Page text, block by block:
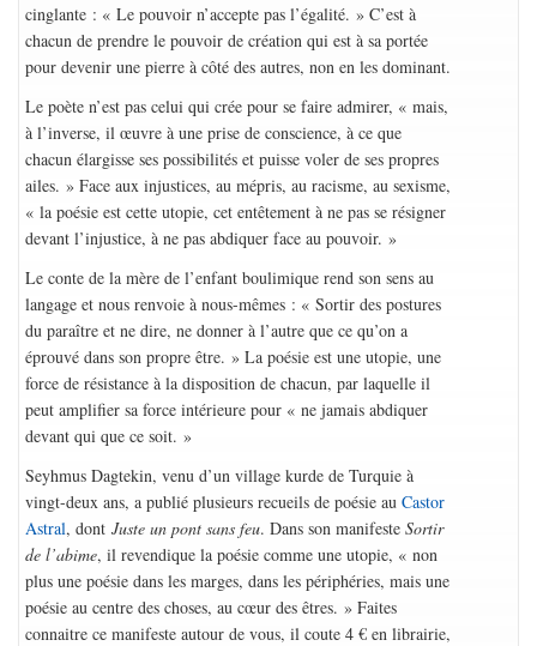
cinglante : « Le pouvoir n’accepte pas l’égalité. » C’est à
chacun de prendre le pouvoir de création qui est à sa portée
pour devenir une pierre à côté des autres, non en les dominant.
Le poète n’est pas celui qui crée pour se faire admirer, « mais,
à l’inverse, il œuvre à une prise de conscience, à ce que
chacun élargisse ses possibilités et puisse voler de ses propres
ailes. » Face aux injustices, au mépris, au racisme, au sexisme,
« la poésie est cette utopie, cet entêtement à ne pas se résigner
devant l’injustice, à ne pas abdiquer face au pouvoir. »
Le conte de la mère de l’enfant boulimique rend son sens au
langage et nous renvoie à nous-mêmes : « Sortir des postures
du paraître et ne dire, ne donner à l’autre que ce qu’on a
éprouvé dans son propre être. » La poésie est une utopie, une
force de résistance à la disposition de chacun, par laquelle il
peut amplifier sa force intérieure pour « ne jamais abdiquer
devant qui que ce soit. »
Seyhmus Dagtekin, venu d’un village kurde de Turquie à
vingt-deux ans, a publié plusieurs recueils de poésie au Castor
Astral, dont Juste un pont sans feu. Dans son manifeste Sortir
de l’abime, il revendique la poésie comme une utopie, « non
plus une poésie dans les marges, dans les périphéries, mais une
poésie au centre des choses, au cœur des êtres. » Faites
connaitre ce manifeste autour de vous, il coute 4 € en librairie,